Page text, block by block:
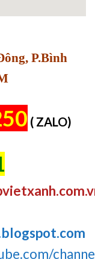
P.Bình
( ZALO)